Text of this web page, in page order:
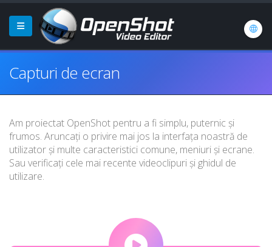
Capturi de ecran
Am proiectat OpenShot pentru a fi simplu, puternic și
frumos. Aruncați o privire mai jos la interfața noastră de
utilizator și multe caracteristici comune, meniuri și ecrane.
Sau verificați cele mai recente videoclipuri și ghidul de
utilizare.